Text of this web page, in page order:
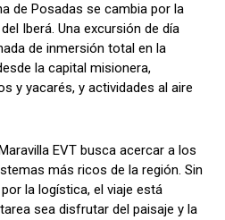
de Posadas se cambia por la
Iberá. Una excursión de día
de inmersión total en la
la capital misionera,
y yacarés, y actividades al aire
EVT busca acercar a los
más ricos de la región. Sin
la logística, el viaje está
sea disfrutar del paisaje y la